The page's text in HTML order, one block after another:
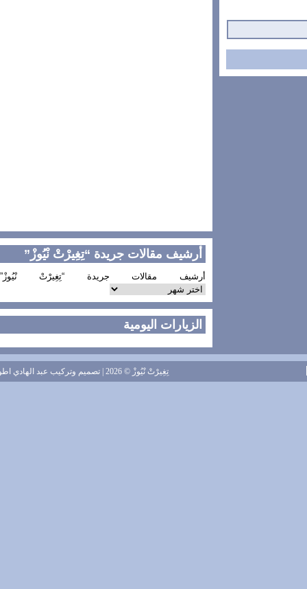
أرشيف مقالات جريدة “تِغِيرْتْ نْيُوزْ”
أرشيف مقالات جريدة “تِغِيرْتْ نْيُوزْ”
الزيارات اليومية
تِغِيرْتْ نْيُوزْ© 2026 | تصميم وتركيب عبد الهادي اطويل